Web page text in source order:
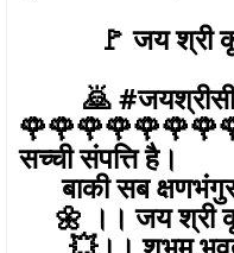
🚩 जय श्री
🙇
सच्ची संपत्ति है।
बाकी सब
🌼 ।। जय श्री